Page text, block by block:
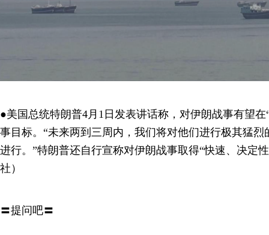
●美国总统特朗普4月1日发表讲话称，对伊朗战事有望
事目标。“未来两到三周内，我们将对他们进行极其猛
进行。”特朗普还自行宣称对伊朗战事取得“快速、决定
社）
〓提问吧〓